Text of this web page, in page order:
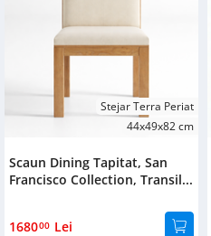
Piros
Sárga
Narancs
Military
Cappuccino
Stejar Terra Periat
44x49x82 cm
Scaun Dining Tapitat, San
Francisco Collection, Transil...
168000 Lei